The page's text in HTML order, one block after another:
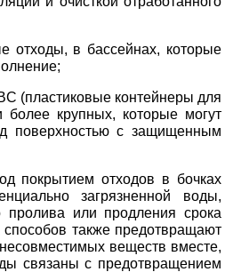
отходы, в бассейнах, которые
(пластиковые контейнеры для
крупных, которые могут
поверхностью с защищенным
покрытием отходов в бочках
загрязненной воды,
пролива или продления срока
также предотвращают
веществ вместе,
связаны с предотвращением